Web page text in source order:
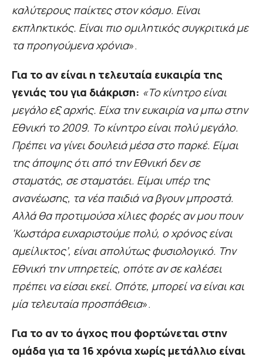
καλύτερους παίκτες στον κόσμο. Είναι
εκπληκτικός. Είναι πιο ομιλητικός συγκριτικά με
τα προηγούμενα χρόνια».
Για το αν είναι η τελευταία ευκαιρία της
γενιάς του για διάκριση: «Το κίνητρο είναι
μεγάλο εξ αρχής. Είχα την ευκαιρία να μπω στην
Εθνική το 2009. Το κίνητρο είναι πολύ μεγάλο.
Πρέπει να γίνει δουλειά μέσα στο παρκέ. Είμαι
της άποψης ότι από την Εθνική δεν σε
σταματάς, σε σταματάει. Είμαι υπέρ της
ανανέωσης, τα νέα παιδιά να βγουν μπροστά.
Αλλά θα προτιμούσα χίλιες φορές αν μου πουν
‘Κωστάρα ευχαριστούμε πολύ, ο χρόνος είναι
αμείλικτος’, είναι απολύτως φυσιολογικό. Την
Εθνική την υπηρετείς, οπότε αν σε καλέσει
πρέπει να είσαι εκεί. Οπότε, μπορεί να είναι και
μία τελευταία προσπάθεια».
Για το αν το άγχος που φορτώνεται στην
ομάδα για τα 16 χρόνια χωρίς μετάλλιο είναι